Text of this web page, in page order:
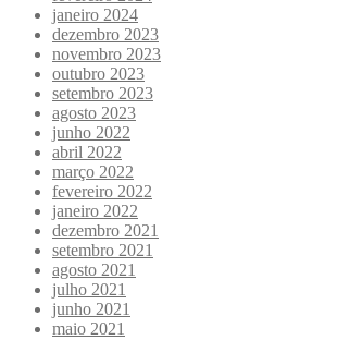
janeiro 2024
dezembro 2023
novembro 2023
outubro 2023
setembro 2023
agosto 2023
junho 2022
abril 2022
março 2022
fevereiro 2022
janeiro 2022
dezembro 2021
setembro 2021
agosto 2021
julho 2021
junho 2021
maio 2021